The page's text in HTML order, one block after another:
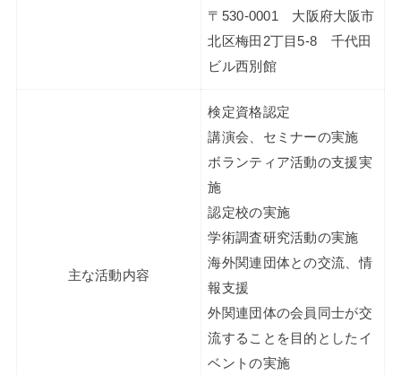
〒530-0001 大阪府大阪市
北区梅田2丁目5-8 千代田
ビル西別館
主な活動内容
検定資格認定
講演会、セミナーの実施
ボランティア活動の支援実
施
認定校の実施
学術調査研究活動の実施
海外関連団体との交流、情
報支援
外関連団体の会員同士が交
流することを目的としたイ
ベントの実施